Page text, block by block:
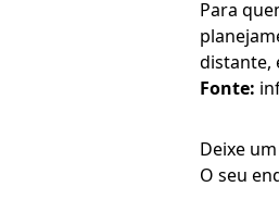
Para
distante,
Fonte:
Deixe
O seu